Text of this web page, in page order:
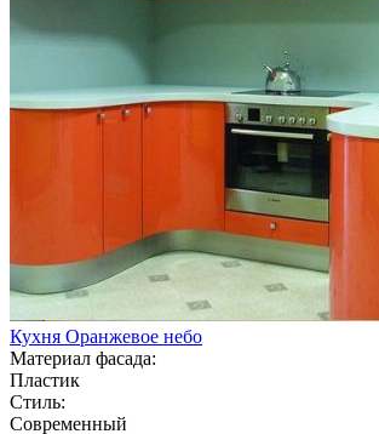
Кухня Оранжевое небо
Материал фасада:
Пластик
Стиль:
Современный